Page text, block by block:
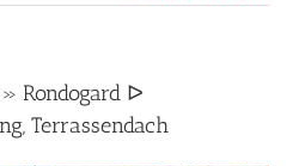
Rondogard ᐅ
Terrassendach